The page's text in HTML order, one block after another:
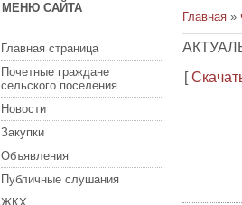
МЕНЮ САЙТА
Главная страница
Почетные граждане
сельского поселения
Новости
Закупки
Объявления
Публичные слушания
Главная »
[